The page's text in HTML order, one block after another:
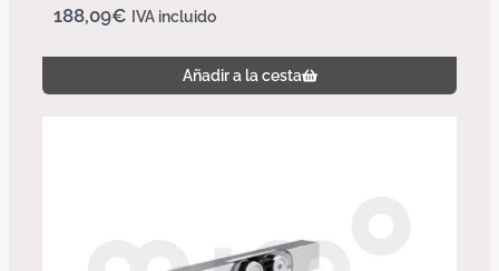
188,09€ IVA incluido
Añadir a la cesta